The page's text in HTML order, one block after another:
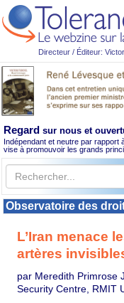
Directeur / Éditeur:
Regard sur nous et
Indépendant et neutre par rapport
vise à promouvoir les grands
Observatoire des
L’Iran menace
artères
par Meredith Primrose
Security Centre, RMIT